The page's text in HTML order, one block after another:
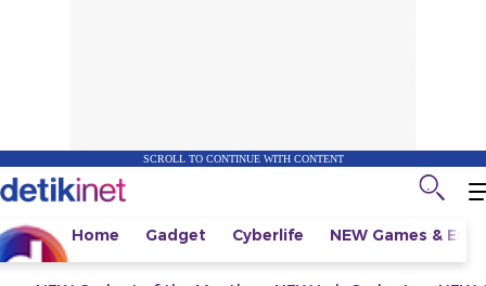
SCROLL TO CONTINUE WITH CONTENT
Home Gadget Cyberlife NEW Games &